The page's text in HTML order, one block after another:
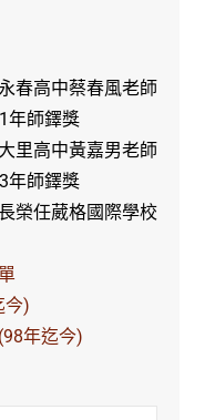
春高中蔡春風老師
年師鐸獎
里高中黃嘉男老師
年師鐸獎
榮任葳格國際學校
今)
年迄今)